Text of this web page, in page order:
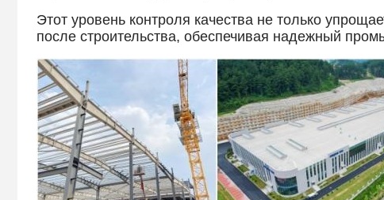
Этот уровень контроля качества не только
после строительства, обеспечивая надежный